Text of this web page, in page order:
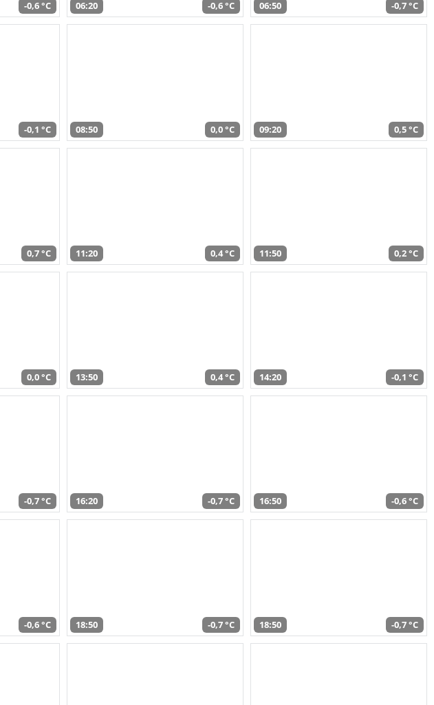
-0,6 °C 06:20 -0,6 °C 06:50 -0,7 °C
-0,1 °C 08:50 0,0 °C 09:20 0,5 °C
0,7 °C 11:20 0,4 °C 11:50 0,2 °C
0,0 °C 13:50 0,4 °C 14:20 -0,1 °C
-0,7 °C 16:20 -0,7 °C 16:50 -0,6 °C
-0,6 °C 18:50 -0,7 °C 18:50 -0,7 °C